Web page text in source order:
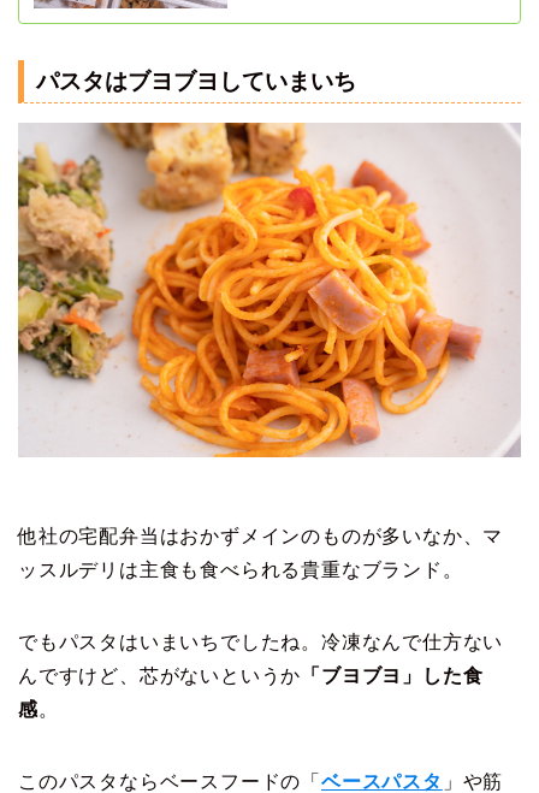
パスタはブヨブヨしていまいち
他社の宅配弁当はおかずメインのものが多いなか、マ
ッスルデリは主食も食べられる貴重なブランド。
でもパスタはいまいちでしたね。冷凍なんで仕方ない
んですけど、芯がないというか 「ブヨブヨ」した食
感。
このパスタならベースフードの「 ベースパスタ 」や筋